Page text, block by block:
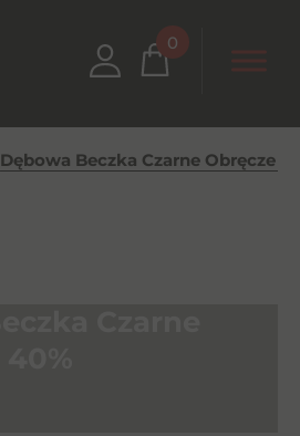
0
Dębowa Beczka Czarne Obręcze 1l